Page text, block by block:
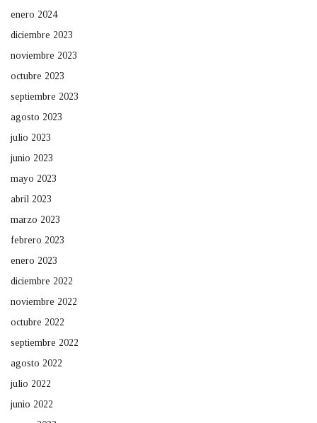
enero 2024
diciembre 2023
noviembre 2023
octubre 2023
septiembre 2023
agosto 2023
julio 2023
junio 2023
mayo 2023
abril 2023
marzo 2023
febrero 2023
enero 2023
diciembre 2022
noviembre 2022
octubre 2022
septiembre 2022
agosto 2022
julio 2022
junio 2022